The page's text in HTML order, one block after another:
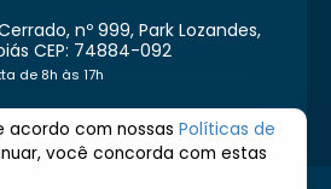
nº 999, Park Lozandes,
CEP: 74884-092
de 8h às 17h
acordo com nossas Políticas de
você concorda com estas